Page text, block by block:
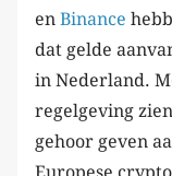
en Binance
dat gelde
in Nederland.
regelgeving
gehoor geven